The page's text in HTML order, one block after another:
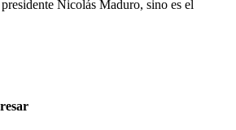
Nicolás Maduro, sino es el